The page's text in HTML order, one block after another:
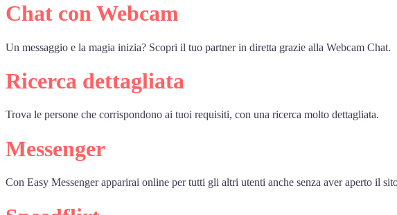
Chat con Webcam
Un messaggio e la magia inizia? Scopri il tuo partner in diretta grazie alla Webcam Chat.
Ricerca dettagliata
Trova le persone che corrispondono ai tuoi requisiti, con una ricerca molto dettagliata.
Messenger
Con Easy Messenger apparirai online per tutti gli altri utenti anche senza aver aperto il